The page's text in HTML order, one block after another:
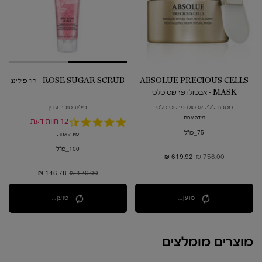
ABSOLUE PRECIOUS CELLS
MASK - אבסולו פרשס סלס
מסכת לילה אבסולו פרשס סלס
מידה אחת
75_מ"ל
מחיר קודם
756.00 ₪ מחיר חדש
619.92 ₪
טוען...
ROSE SUGAR SCRUB - רוז פילינג
פילינג סוכר עדין
4.7
12 חוות דעת
מידה אחת
100_מ"ל
מחיר קודם
179.00 ₪ מחיר חדש
146.78 ₪
טוען...
מוצרים מומלצים